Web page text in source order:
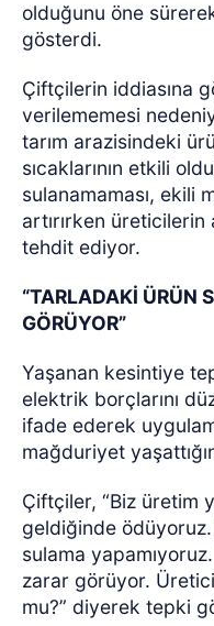
olduğunu öne
gösterdi.
Çiftçilerin iddiasına
verilememesi
tarım arazisindeki
sıcaklarının etkili
sulanamaması, ekili
artırırken
tehdit ediyor.
“TARLADAKİ ÜRÜN
GÖRÜYOR”
Yaşanan kesintiye
elektrik borçlarını
ifade ederek
mağduriyet
Çiftçiler, “Biz üretim
geldiğinde
sulama
zarar görüyor.
mu?” diyerek tepki